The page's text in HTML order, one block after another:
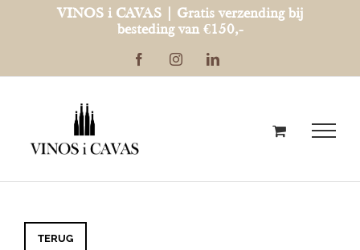
VINOS i CAVAS | Gratis verzending bij
besteding van €150,-
FacebookInstagramLinkedIn
TERUG